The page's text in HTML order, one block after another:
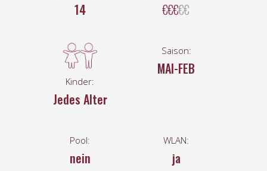
14 €€€€€
Kinder:
Jedes Alter
Saison:
MAI-FEB
Pool:
nein
WLAN:
ja